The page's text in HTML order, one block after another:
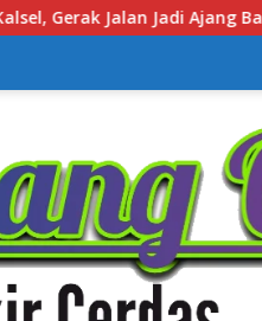
Generasi Muda